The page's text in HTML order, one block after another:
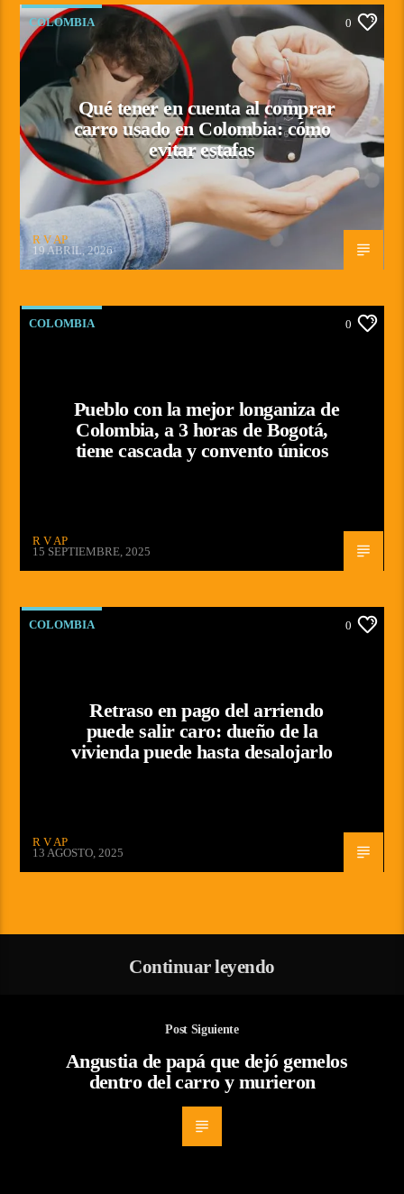
COLOMBIA 0
Qué tener en cuenta al comprar
carro usado en Colombia: cómo
evitar estafas
R V AP
19 ABRIL, 2026
COLOMBIA 0
Pueblo con la mejor longaniza de
Colombia, a 3 horas de Bogotá,
tiene cascada y convento únicos
R V AP
15 SEPTIEMBRE, 2025
COLOMBIA 0
Retraso en pago del arriendo
puede salir caro: dueño de la
vivienda puede hasta desalojarlo
R V AP
13 AGOSTO, 2025
Continuar leyendo
Post Siguiente
Angustia de papá que dejó gemelos
dentro del carro y murieron